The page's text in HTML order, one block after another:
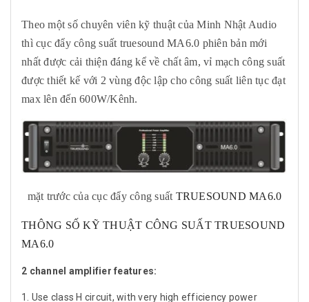
Theo một số chuyên viên kỹ thuật của Minh Nhật Audio
thì cục đẩy công suất truesound MA6.0 phiên bản mới
nhất được cải thiện đáng kể về chất âm, vỉ mạch công suất
được thiết kế với 2 vùng độc lập cho công suất liên tục đạt
max lên đến 600W/Kênh.
mặt trước của cục đẩy công suất TRUESOUND MA6.0
THÔNG SỐ KỸ THUẬT CÔNG SUẤT TRUESOUND
MA6.0
2 channel amplifier features:
1. Use class H circuit, with very high efficiency power